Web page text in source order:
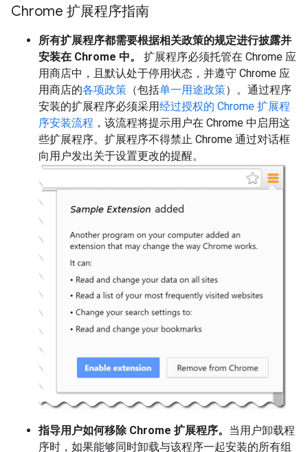
Chrome 扩展程序指南
所有扩展程序都需要根据相关政策的规定进行披露并
安装在 Chrome 中。
扩展程序必须托管在 Chrome 应
用商店中，且默认处于停用状态，并遵守 Chrome 应
用商店的各项政策 （包括单一用途政策）。通过程序
安装的扩展程序必须采用经过授权的 Chrome 扩展程
序安装流程 ，该流程将提示用户在 Chrome 中启用这
些扩展程序。扩展程序不得禁止 Chrome 通过对话框
向用户发出关于设置更改的提醒。
指导用户如何移除 Chrome 扩展程序。 当用户卸载程
序时，如果能够同时卸载与该程序一起安装的所有组